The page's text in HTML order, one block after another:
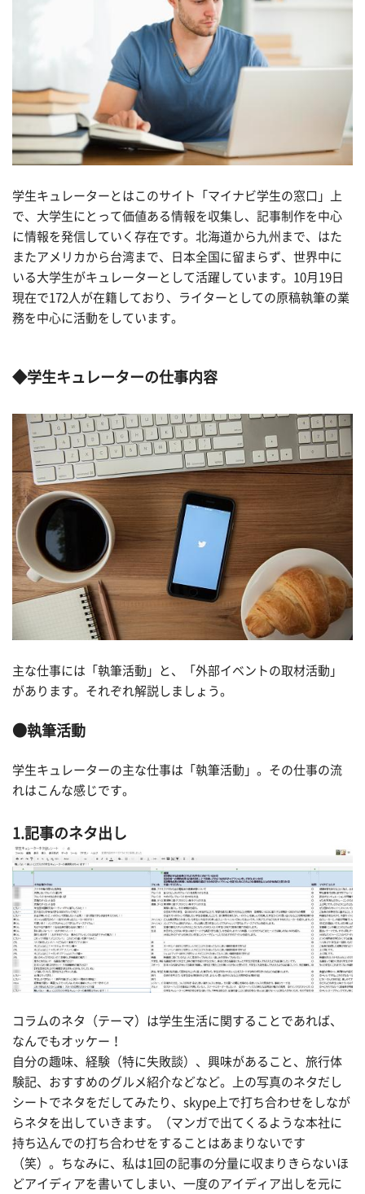
学生キュレーターとはこのサイト「マイナビ学生の窓口」上
で、大学生にとって価値ある情報を収集し、記事制作を中心
に情報を発信していく存在です。北海道から九州まで、はた
またアメリカから台湾まで、日本全国に留まらず、世界中に
いる大学生がキュレーターとして活躍しています。10月19日
現在で172人が在籍しており、ライターとしての原稿執筆の業
務を中心に活動をしています。
◆学生キュレーターの仕事内容
主な仕事には「執筆活動」と、「外部イベントの取材活動」
があります。それぞれ解説しましょう。
●執筆活動
学生キュレーターの主な仕事は「執筆活動」。その仕事の流
れはこんな感じです。
1.記事のネタ出し
コラムのネタ（テーマ）は学生生活に関することであれば、
なんでもオッケー！
自分の趣味、経験（特に失敗談）、興味があること、旅行体
験記、おすすめのグルメ紹介などなど。上の写真のネタだし
シートでネタをだしてみたり、skype上で打ち合わせをしなが
らネタを出していきます。（マンガで出てくるような本社に
持ち込んでの打ち合わせをすることはあまりないです
（笑）。ちなみに、私は1回の記事の分量に収まりきらないほ
どアイディアを書いてしまい、一度のアイディア出しを元に